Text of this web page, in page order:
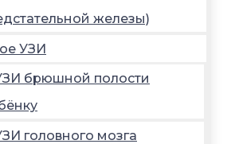
железы)
УЗИ
брюшной полости
головного мозга